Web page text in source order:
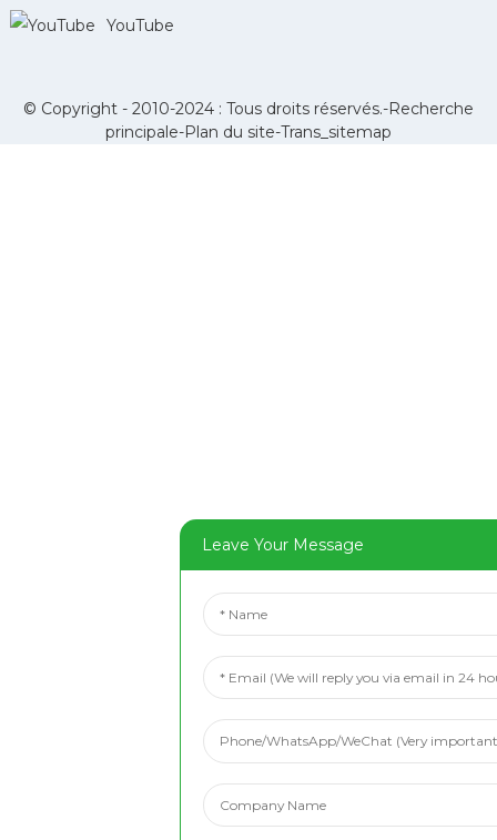
YouTube
© Copyright - 2010-2024 : Tous droits réservés.-Recherche
principale-Plan du site-Trans_sitemap
Leave Your Message